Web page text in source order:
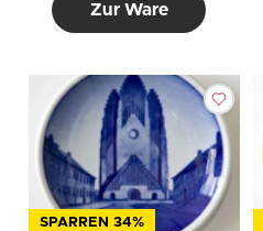
Zur Ware
SPARREN 34%